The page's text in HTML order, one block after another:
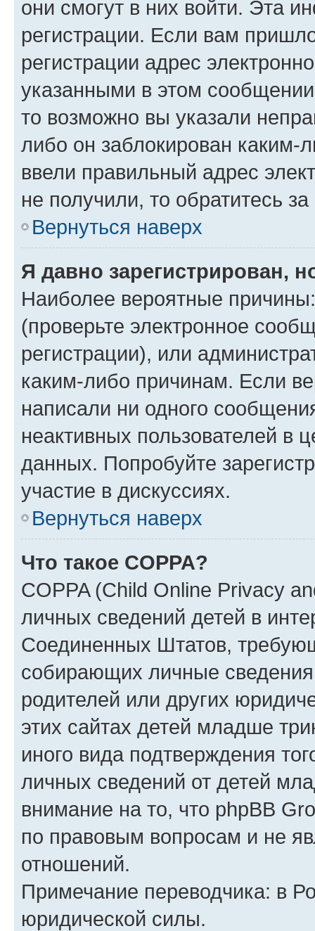
они смогут в них войти. Эта
регистрации. Если вам
регистрации адрес
указанными в этом
то возможно вы указали
либо он заблокирован
ввели правильный адрес
не получили, то обратитесь
Вернуться наверх
Я давно зарегистрирован,
Наиболее вероятные
(проверьте электронное
регистрации), или
каким-либо причинам. Если
написали ни одного
неактивных пользователей в
данных. Попробуйте
участие в дискуссиях.
Вернуться наверх
Что такое COPPA?
COPPA (Child Online Privacy
личных сведений детей в
Соединенных Штатов,
собирающих личные
родителей или других
этих сайтах детей младше
иного вида подтверждения
личных сведений от детей
внимание на то, что phpBB
по правовым вопросам и не
отношений.
Примечание переводчика: в
юридической силы.